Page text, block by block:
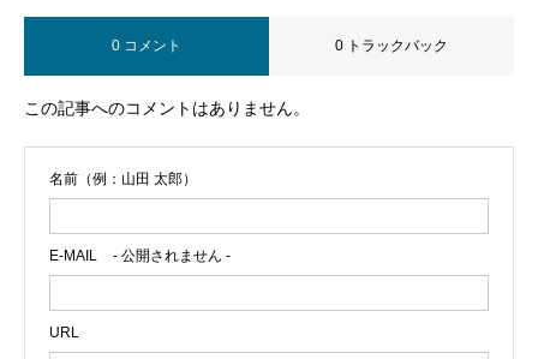
0 コメント 0 トラックバック
この記事へのコメントはありません。
名前（例：山田 太郎）
E-MAIL - 公開されません -
URL